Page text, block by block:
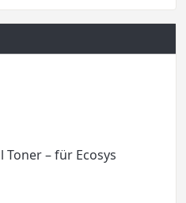
Toner – für Ecosys